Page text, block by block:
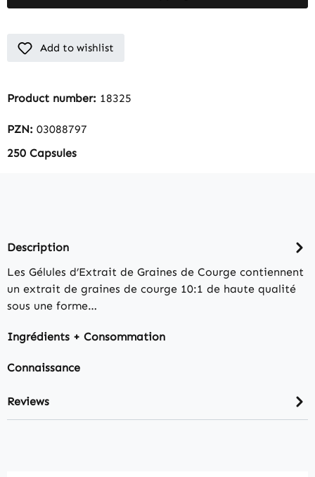
Add to wishlist
Product number: 18325
PZN: 03088797
250 Capsules
Description
Les Gélules d’Extrait de Graines de Courge contiennent
un extrait de graines de courge 10:1 de haute qualité
sous une forme…
Ingrédients + Consommation
Connaissance
Reviews